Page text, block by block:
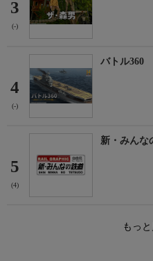
3
(-)
4
(-)
バトル360
5
(4)
新・みんな
もっ